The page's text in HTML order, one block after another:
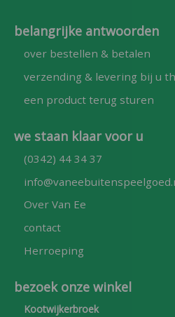
belangrijke antwoorden
over bestellen & betalen
verzending & levering bij u
een product terug sturen
we staan klaar voor u
(0342) 44 34 37
Over Van Ee
contact
Herroeping
bezoek onze winkel
Kootwijkerbroek